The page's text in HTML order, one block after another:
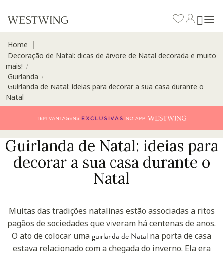
Home
Decoração de Natal: dicas de árvore de Natal decorada e muito
mais! /
Guirlanda /
Guirlanda de Natal: ideias para decorar a sua casa durante o
Natal
Guirlanda de Natal: ideias para
decorar a sua casa durante o
Natal
Muitas das tradições natalinas estão associadas a ritos
pagãos de sociedades que viveram há centenas de anos.
O ato de colocar umaguirlanda de Natal na porta de casa
estava relacionado com a chegada do inverno. Ela era